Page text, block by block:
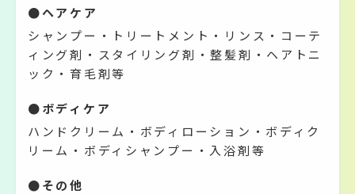
●ヘアケア
シャンプー・トリートメント・リンス・コーテ
ィング剤・スタイリング剤・整髪剤・ヘアトニ
ック・育毛剤等
●ボディケア
ハンドクリーム・ボディローション・ボディク
リーム・ボディシャンプー・入浴剤等
●その他